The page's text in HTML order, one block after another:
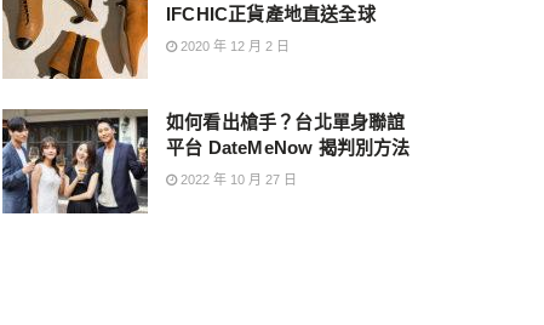
IFCHIC正貨產地直送全球
2020 年 12 月 2 日
如何看出槍手？台北單身聯誼
平台 DateMeNow 揭判別方法
2022 年 10 月 27 日